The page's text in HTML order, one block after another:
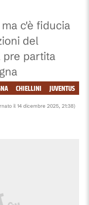
c'è fiducia
del
pre partita
il 14 dicembre 2025, 21:38)
JUVENTUS
CHIELLINI